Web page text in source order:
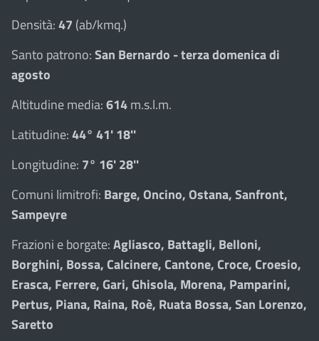
Densità:47 (ab/kmq.)
Santo patrono:San Bernardo - terza domenica di
agosto
Altitudine media:614m.s.l.m.
Latitudine:44° 41' 18''
Longitudine: 7° 16' 28''
Comuni limitrofi: Barge, Oncino, Ostana, Sanfront,
Sampeyre
Frazioni e borgate:Agliasco, Battagli, Belloni,
Borghini, Bossa, Calcinere, Cantone, Croce, Croesio,
Erasca, Ferrere, Gari, Ghisola, Morena, Pamparini,
Pertus, Piana, Raina, Roè, Ruata Bossa, San Lorenzo,
Saretto